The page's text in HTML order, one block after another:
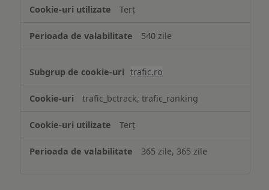
Terț
540 zile
trafic.ro
trafic_bctrack, trafic_ranking
Terț
365 zile, 365 zile